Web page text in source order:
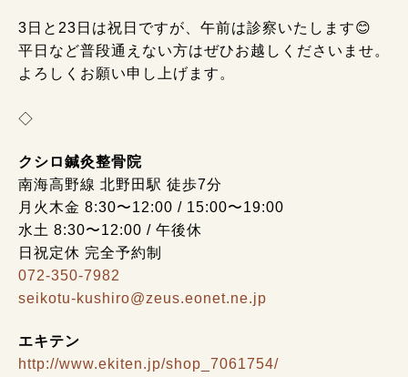
3日と23日は祝日ですが、午前は診察いたします😊
平日など普段通えない方はぜひお越しくださいませ。
よろしくお願い申し上げます。
◇
クシロ鍼灸整骨院
南海高野線 北野田駅 徒歩7分
月火木金 8:30〜12:00 / 15:00〜19:00
水土 8:30〜12:00 / 午後休
日祝定休 完全予約制
072-350-7982
seikotu-kushiro@zeus.eonet.ne.jp
エキテン
http://www.ekiten.jp/shop_7061754/